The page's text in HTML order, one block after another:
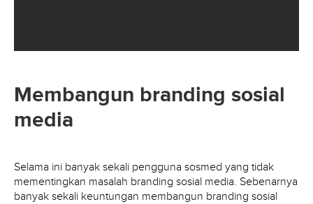
Membangun branding sosial
media
Selama ini banyak sekali pengguna sosmed yang tidak
mementingkan masalah branding sosial media. Sebenarnya
banyak sekali keuntungan membangun branding sosial